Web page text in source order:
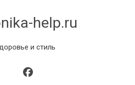
help.ru
и стиль